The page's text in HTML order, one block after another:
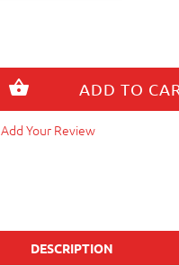
Add Your Review
DESCRIPTION